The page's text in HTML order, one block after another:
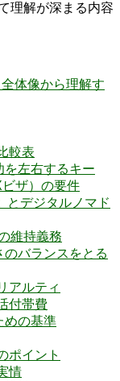
理解が深まる内容
体像から理解す
較表
を左右するキー
ザ）の要件
とデジタルノマド
維持義務
バランスをとる
アルティ
付帯費
めの基準
ポイント
情